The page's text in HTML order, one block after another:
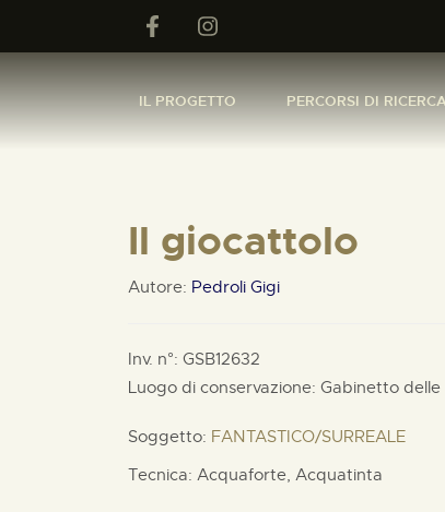
IL PROGETTO PERCORSI DI
Il giocattolo
Autore: Pedroli Gigi
Inv. n°: GSB12632
Luogo di conservazione: Gabinetto delle
Soggetto: FANTASTICO/SURREALE
Tecnica: Acquaforte, Acquatinta